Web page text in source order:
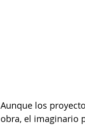
Aunque los
obra, el imaginario